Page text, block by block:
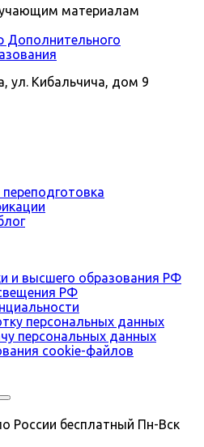
материалам
Дополнительного
ул. Кибальчича, дом 9
и высшего образования РФ
РФ
персональных данных
персональных данных
сookie-файлов
России бесплатный Пн-Вск